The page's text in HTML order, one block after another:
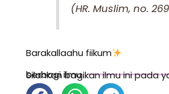
(HR. Muslim, no.
Barakallaahu fiikum
berbagi ilmu
Silahkan bagikan ilmu ini pada